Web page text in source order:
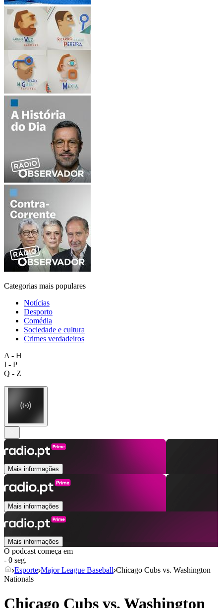
Categorias mais populares
Notícias
Desporto
Comédia
Sociedade e cultura
Crimes verdadeiros
A - H
I - P
Q - Z
Mais informações
Mais informações
Mais informações
O podcast começa em
- 0 seg.
Esporte Major League Baseball Chicago Cubs vs. Washington
Nationals
Chicago Cubs vs. Washington